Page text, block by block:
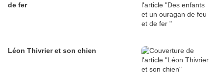
de fer
Léon Thivrier et son chien